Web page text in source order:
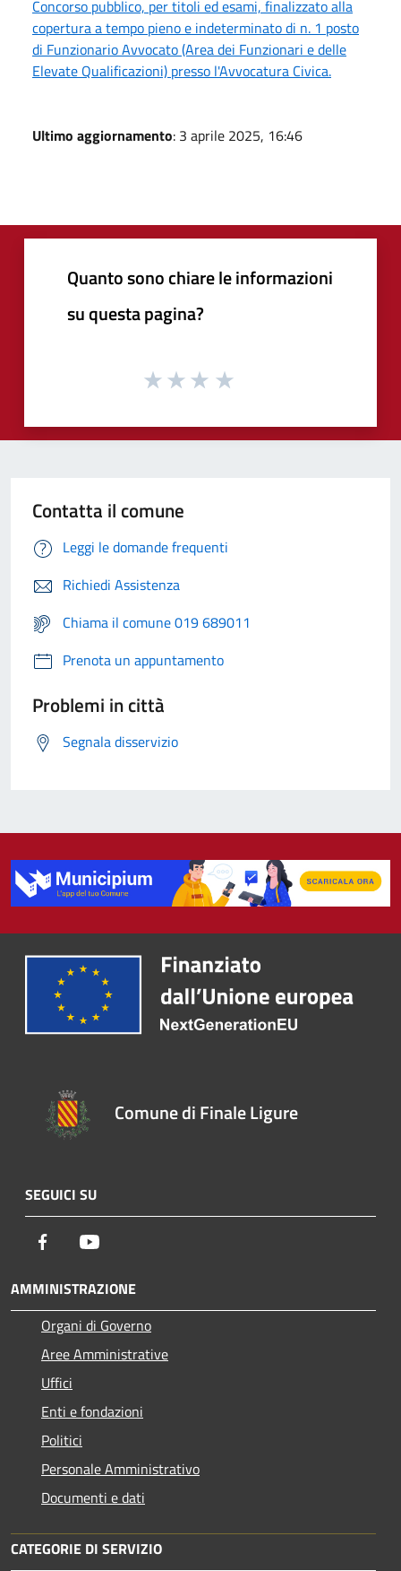
Concorso pubblico, per titoli ed esami, finalizzato alla
copertura a tempo pieno e indeterminato di n. 1 posto
di Funzionario Avvocato (Area dei Funzionari e delle
Elevate Qualificazioni) presso l'Avvocatura Civica.
Ultimo aggiornamento: 3 aprile 2025, 16:46
Quanto sono chiare le informazioni
su questa pagina?
Contatta il comune
Leggi le domande frequenti
Richiedi Assistenza
Chiama il comune 019 689011
Prenota un appuntamento
Problemi in città
Segnala disservizio
Comune di Finale Ligure
SEGUICI SU
Facebook
AMMINISTRAZIONE
Organi di Governo
Aree Amministrative
Uffici
Enti e fondazioni
Politici
Personale Amministrativo
Documenti e dati
CATEGORIE DI SERVIZIO